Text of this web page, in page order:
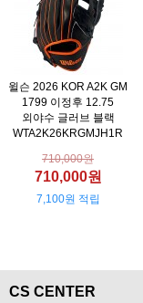
윌슨 2026 KOR A2K GM
1799 이정후 12.75
외야수 글러브 블랙
WTA2K26KRGMJH1R
710,000원
710,000원
7,100원 적립
CS CENTER